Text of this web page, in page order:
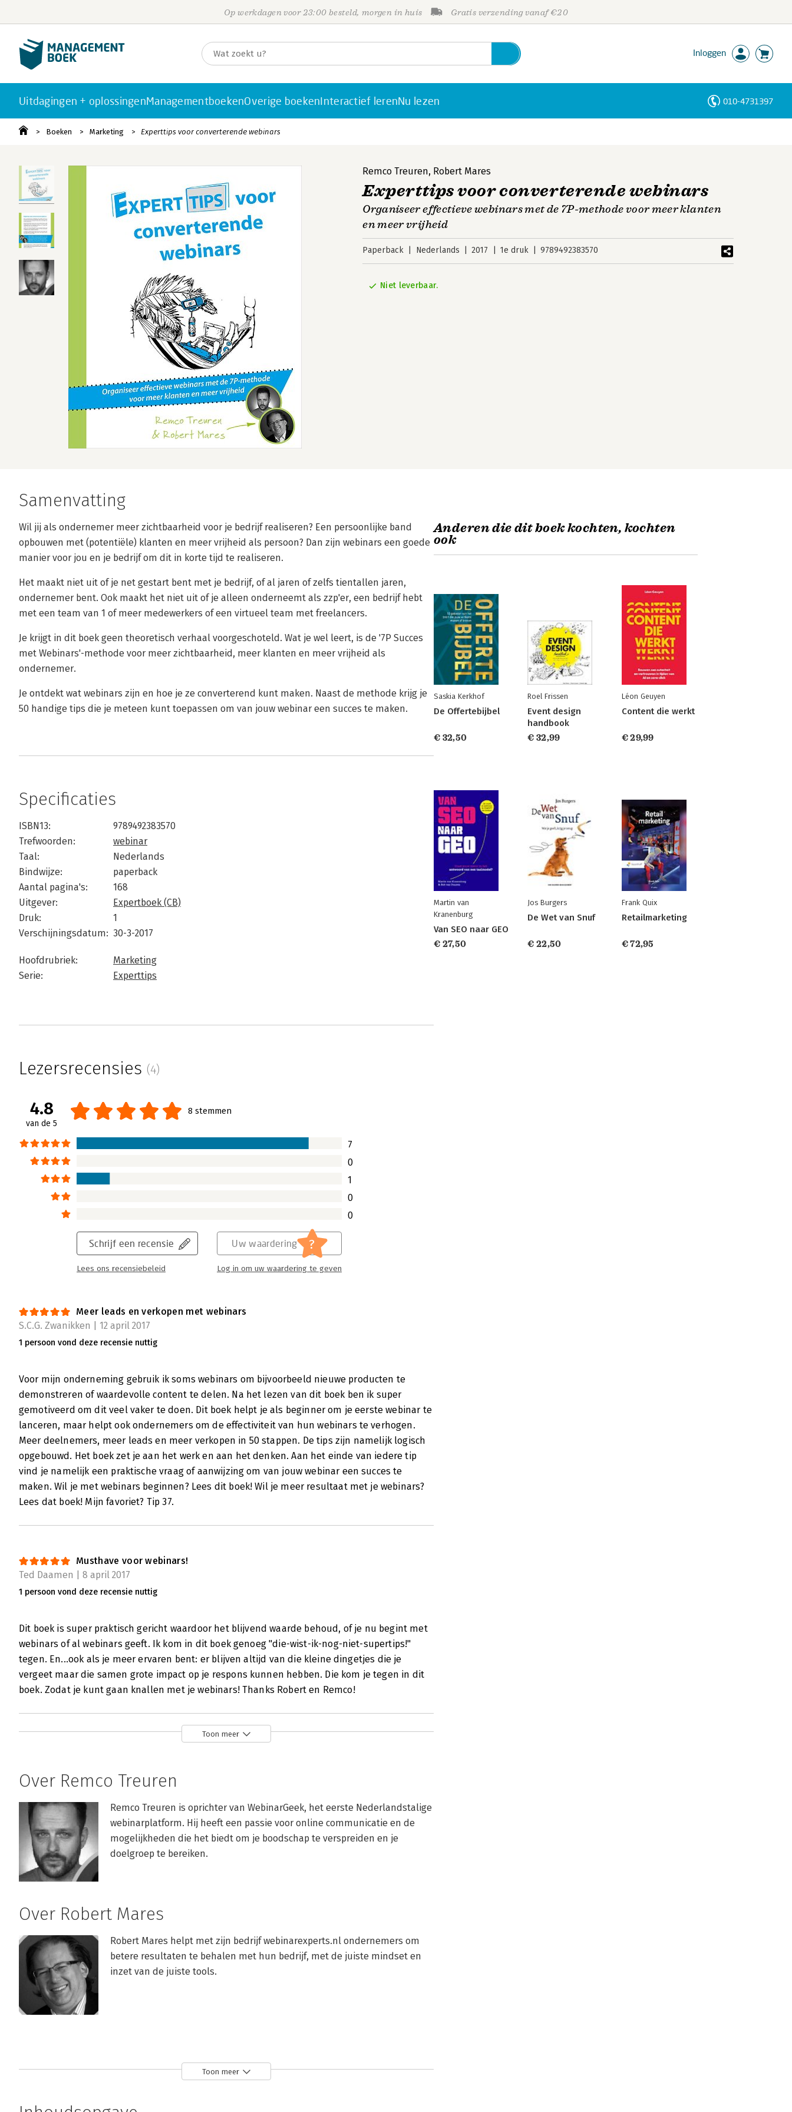
Op werkdagen voor 23:00 besteld, morgen in huis Gratis verzending vanaf €20
Inloggen
Uitdagingen + oplossingenManagementboekenOverige boekenInteractief lerenNu lezen 010-4731397
Boeken Marketing Experttips voor converterende webinars
Remco Treuren, Robert Mares
Experttips voor converterende webinars
Organiseer effectieve webinars met de 7P-methode voor meer klanten
en meer vrijheid
Paperback Nederlands 2017 1e druk 9789492383570
Niet leverbaar.
Samenvatting
Wil jij als ondernemer meer zichtbaarheid voor je bedrijf realiseren? Een persoonlijke band
opbouwen met (potentiële) klanten en meer vrijheid als persoon? Dan zijn webinars een goede
manier voor jou en je bedrijf om dit in korte tijd te realiseren.
Het maakt niet uit of je net gestart bent met je bedrijf, of al jaren of zelfs tientallen jaren,
ondernemer bent. Ook maakt het niet uit of je alleen onderneemt als zzp'er, een bedrijf hebt
met een team van 1 of meer medewerkers of een virtueel team met freelancers.
Je krijgt in dit boek geen theoretisch verhaal voorgeschoteld. Wat je wel leert, is de '7P Succes
met Webinars'-methode voor meer zichtbaarheid, meer klanten en meer vrijheid als
ondernemer.
Je ontdekt wat webinars zijn en hoe je ze converterend kunt maken. Naast de methode krijg je
50 handige tips die je meteen kunt toepassen om van jouw webinar een succes te maken.
Specificaties
ISBN13:
9789492383570
Trefwoorden:
webinar
Taal:
Nederlands
Bindwijze:
paperback
Aantal pagina's:
168
Uitgever:
Expertboek (CB)
Druk:
1
Verschijningsdatum: 30-3-2017
Hoofdrubriek:
Marketing
Serie:
Experttips
Lezersrecensies (4)
4.8
van de 5
8 stemmen
7
0
1
0
0
Schrijf een recensie
Lees ons recensiebeleid
Uw waardering ?
Log in om uw waardering te geven
Meer leads en verkopen met webinars
S.C.G. Zwanikken | 12 april 2017
1 persoon vond deze recensie nuttig
Voor mijn onderneming gebruik ik soms webinars om bijvoorbeeld nieuwe producten te
demonstreren of waardevolle content te delen. Na het lezen van dit boek ben ik super
gemotiveerd om dit veel vaker te doen. Dit boek helpt je als beginner om je eerste webinar te
lanceren, maar helpt ook ondernemers om de effectiviteit van hun webinars te verhogen.
Meer deelnemers, meer leads en meer verkopen in 50 stappen. De tips zijn namelijk logisch
opgebouwd. Het boek zet je aan het werk en aan het denken. Aan het einde van iedere tip
vind je namelijk een praktische vraag of aanwijzing om van jouw webinar een succes te
maken. Wil je met webinars beginnen? Lees dit boek! Wil je meer resultaat met je webinars?
Lees dat boek! Mijn favoriet? Tip 37.
Musthave voor webinars!
Ted Daamen | 8 april 2017
1 persoon vond deze recensie nuttig
Dit boek is super praktisch gericht waardoor het blijvend waarde behoud, of je nu begint met
webinars of al webinars geeft. Ik kom in dit boek genoeg "die-wist-ik-nog-niet-supertips!"
tegen. En...ook als je meer ervaren bent: er blijven altijd van die kleine dingetjes die je
vergeet maar die samen grote impact op je respons kunnen hebben. Die kom je tegen in dit
boek. Zodat je kunt gaan knallen met je webinars! Thanks Robert en Remco!
Toon meer
Over Remco Treuren
Remco Treuren is oprichter van WebinarGeek, het eerste Nederlandstalige
webinarplatform. Hij heeft een passie voor online communicatie en de
mogelijkheden die het biedt om je boodschap te verspreiden en je
doelgroep te bereiken.
Over Robert Mares
Robert Mares helpt met zijn bedrijf webinarexperts.nl ondernemers om
betere resultaten te behalen met hun bedrijf, met de juiste mindset en
inzet van de juiste tools.
Toon meer
Anderen die dit boek kochten, kochten
ook
Saskia Kerkhof
De Offertebijbel
€ 32,50
Roel Frissen
Event design
handbook
€ 32,99
Léon Geuyen
Content die werkt
€ 29,99
Martin van
Kranenburg
Van SEO naar GEO
€ 27,50
Jos Burgers
De Wet van Snuf
€ 22,50
Frank Quix
Retailmarketing
€ 72,95
Personen